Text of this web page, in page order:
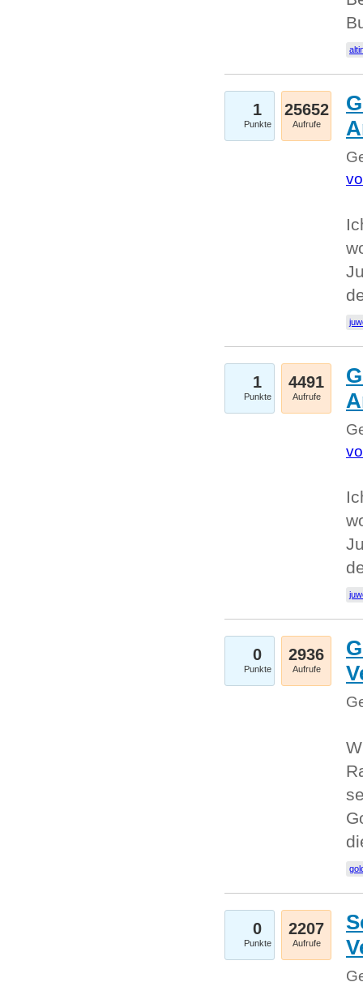
1
Punkte
25652
Aufrufe
1
Punkte
4491
Aufrufe
0
Punkte
2936
Aufrufe
0
Punkte
2207
Aufrufe